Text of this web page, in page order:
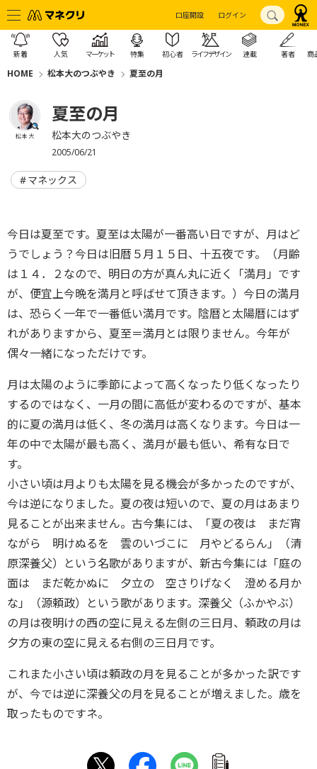
口座開設 ログイン
新着 人気 マーケット 特集 初心者 ライフデザイン 連載 著者 商
HOME 松本大のつぶやき 夏至の月
松本 大
夏至の月
松本大のつぶやき
2005/06/21
マネックス
今日は夏至です。夏至は太陽が一番高い日ですが、月はど
うでしょう？今日は旧暦５月１５日、十五夜です。（月齢
は１４．２なので、明日の方が真ん丸に近く「満月」です
が、便宜上今晩を満月と呼ばせて頂きます。）今日の満月
は、恐らく一年で一番低い満月です。陰暦と太陽暦にはず
れがありますから、夏至＝満月とは限りません。今年が
偶々一緒になっただけです。
月は太陽のように季節によって高くなったり低くなったり
するのではなく、一月の間に高低が変わるのですが、基本
的に夏の満月は低く、冬の満月は高くなります。今日は一
年の中で太陽が最も高く、満月が最も低い、希有な日で
す。
小さい頃は月よりも太陽を見る機会が多かったのですが、
今は逆になりました。夏の夜は短いので、夏の月はあまり
見ることが出来ません。古今集には、「夏の夜は まだ宵
ながら 明けぬるを 雲のいづこに 月やどるらん」（清
原深養父）という名歌がありますが、新古今集には「庭の
面は まだ乾かぬに 夕立の 空さりげなく 澄める月か
な」（源頼政）という歌があります。深養父（ふかやぶ）
の月は夜明けの西の空に見える左側の三日月、頼政の月は
夕方の東の空に見える右側の三日月です。
これまた小さい頃は頼政の月を見ることが多かった訳です
が、今では逆に深養父の月を見ることが増えました。歳を
取ったものですネ。